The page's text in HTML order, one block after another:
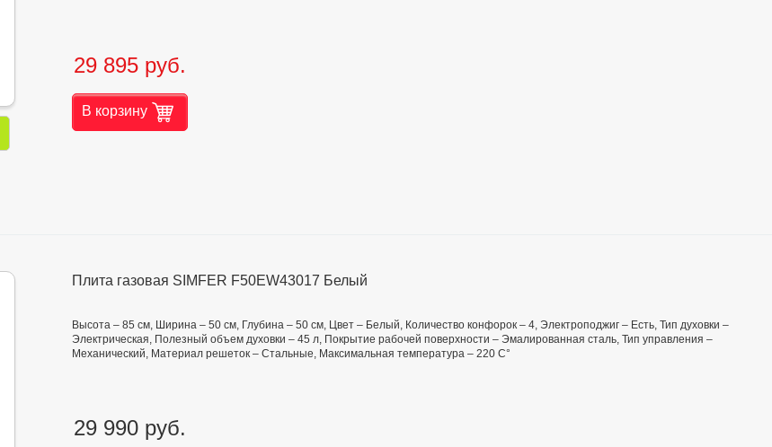
29 895 руб.
В корзину
Плита газовая SIMFER F50EW43017 Белый
Высота – 85 см, Ширина – 50 см, Глубина – 50 см, Цвет – Белый, Количество конфорок – 4, Электроподжиг – Есть, Тип духовки –
Электрическая, Полезный объем духовки – 45 л, Покрытие рабочей поверхности – Эмалированная сталь, Тип управления –
Механический, Материал решеток – Стальные, Максимальная температура – 220 С°
29 990 руб.